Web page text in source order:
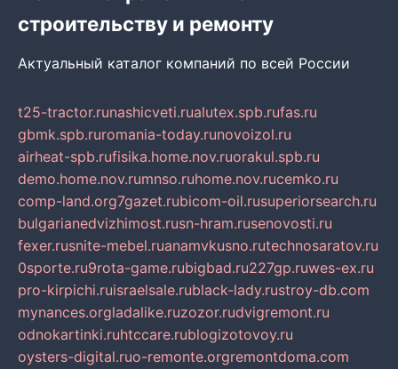
строительству и ремонту
Актуальный каталог компаний по всей России
t25-tractor.runashicveti.rualutex.spb.rufas.ru
gbmk.spb.ruromania-today.runovoizol.ru
airheat-spb.rufisika.home.nov.ruorakul.spb.ru
demo.home.nov.rumnso.ruhome.nov.rucemko.ru
comp-land.org7gazet.rubicom-oil.rusuperiorsearch.ru
bulgarianedvizhimost.rusn-hram.rusenovosti.ru
fexer.rusnite-mebel.ruanamvkusno.rutechnosaratov.ru
0sporte.ru9rota-game.rubigbad.ru227gp.ruwes-ex.ru
pro-kirpichi.ruisraelsale.rublack-lady.rustroy-db.com
mynances.orgladalike.ruzozor.rudvigremont.ru
odnokartinki.ruhtccare.rublogizotovoy.ru
oysters-digital.ruo-remonte.orgremontdoma.com